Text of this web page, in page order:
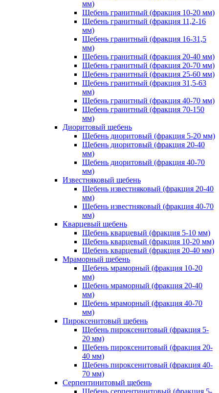
мм)
Щебень гранитный (фракция 10-20 мм)
Щебень гранитный (фракция 11,2-16
мм)
Щебень гранитный (фракция 16-31,5
мм)
Щебень гранитный (фракция 20-40 мм)
Щебень гранитный (фракция 20-70 мм)
Щебень гранитный (фракция 25-60 мм)
Щебень гранитный (фракция 31,5-63
мм)
Щебень гранитный (фракция 40-70 мм)
Щебень гранитный (фракция 70-150
мм)
Диоритовый щебень
Щебень диоритовый (фракция 5-20 мм)
Щебень диоритовый (фракция 20-40
мм)
Щебень диоритовый (фракция 40-70
мм)
Известняковый щебень
Щебень известняковый (фракция 20-40
мм)
Щебень известняковый (фракция 40-70
мм)
Кварцевый щебень
Щебень кварцевый (фракция 5-10 мм)
Щебень кварцевый (фракция 10-20 мм)
Щебень кварцевый (фракция 20-40 мм)
Мраморный щебень
Щебень мраморный (фракция 10-20
мм)
Щебень мраморный (фракция 20-40
мм)
Щебень мраморный (фракция 40-70
мм)
Пироксенитовый щебень
Щебень пироксенитовый (фракция 5-
20 мм)
Щебень пироксенитовый (фракция 20-
40 мм)
Щебень пироксенитовый (фракция 40-
70 мм)
Серпентинитовый щебень
Щебень серпентинитовый (фракция 5-